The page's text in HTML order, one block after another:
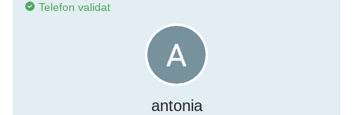
Telefon validat
antonia